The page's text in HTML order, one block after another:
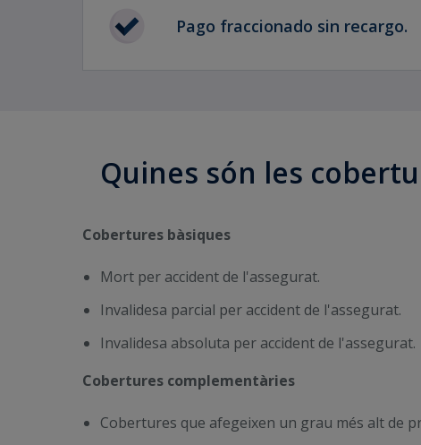
Pago fraccionado sin recargo.
Quines són les
Cobertures bàsiques
Mort per accident de l'assegurat.
Invalidesa parcial per accident de l'assegurat.
Invalidesa absoluta per accident de l'assegurat.
Cobertures complementàries
Cobertures que afegeixen un grau més alt de